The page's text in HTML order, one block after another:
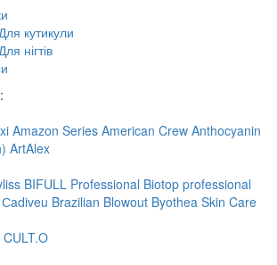
кутикули
нігтів
Amazon Series American Crew Anthocyanin
ArtAlex
BIFULL Professional Biotop professional
Brazilian Blowout Byothea Skin Care
CULT.O